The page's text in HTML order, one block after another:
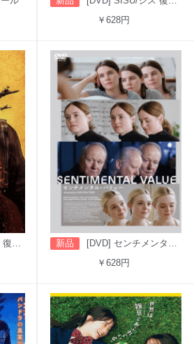
￥628円
版）
新品
[DVD] センチメンタル・バリュー
￥628円